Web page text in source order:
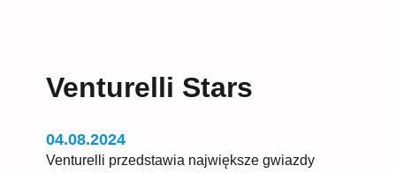
Venturelli Stars
04.08.2024
Venturelli przedstawia największe gwiazdy